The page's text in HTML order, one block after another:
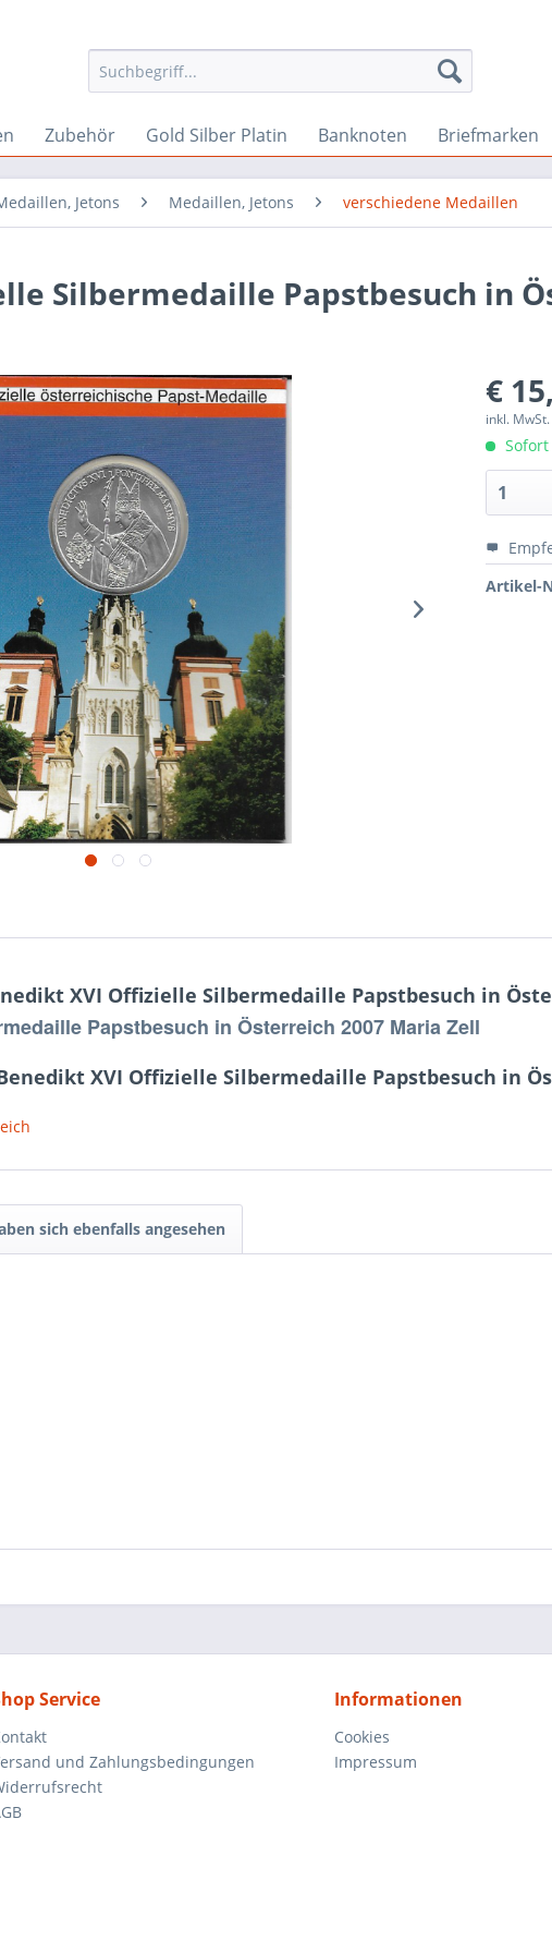
Zubehör Gold Silber Platin Banknoten Briefmarken
Jetons Medaillen, Jetons verschiedene Medaillen
Silbermedaille Papstbesuch in
€
inkl.
Artikel-
XVI Offizielle Silbermedaille Papstbesuch in
Papstbesuch in Österreich 2007 Maria Zell
XVI Offizielle Silbermedaille Papstbesuch in
sich ebenfalls angesehen
Service
und Zahlungsbedingungen
Informationen
Cookies
Impressum